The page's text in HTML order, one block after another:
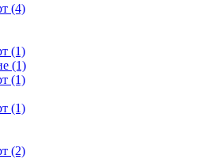
(4)
(1)
(1)
(1)
(1)
(2)